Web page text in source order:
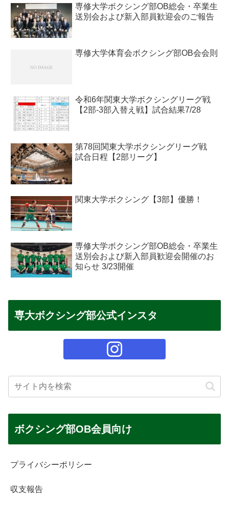
専修大学ボクシング部OB総会・卒業生
送別会および新入部員歓迎会のご報告
専修大学体育会ボクシング部OB会会則
令和6年関東大学ボクシングリーグ戦
【2部-3部入替え戦】試合結果7/28
第78回関東大学ボクシングリーグ戦
試合日程【2部リーグ】
関東大学ボクシング【3部】優勝！
専修大学ボクシング部OB総会・卒業生
送別会および新入部員歓迎会開催のお
知らせ 3/23開催
専大ボクシング部公式インスタ
ボクシング部OB会員向け
プライバシーポリシー
収支報告